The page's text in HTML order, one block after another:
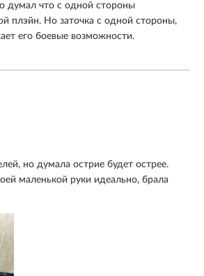
думал что с одной стороны
плэйн. Но заточка с одной стороны,
его боевые возможности.
но думала острие будет острее.
маленькой руки идеально, брала